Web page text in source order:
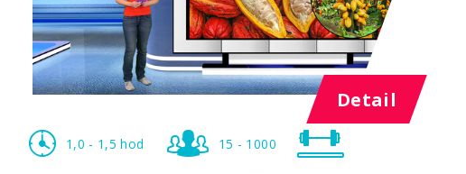
Detail
1,0 - 1,5 hod 15 - 1000